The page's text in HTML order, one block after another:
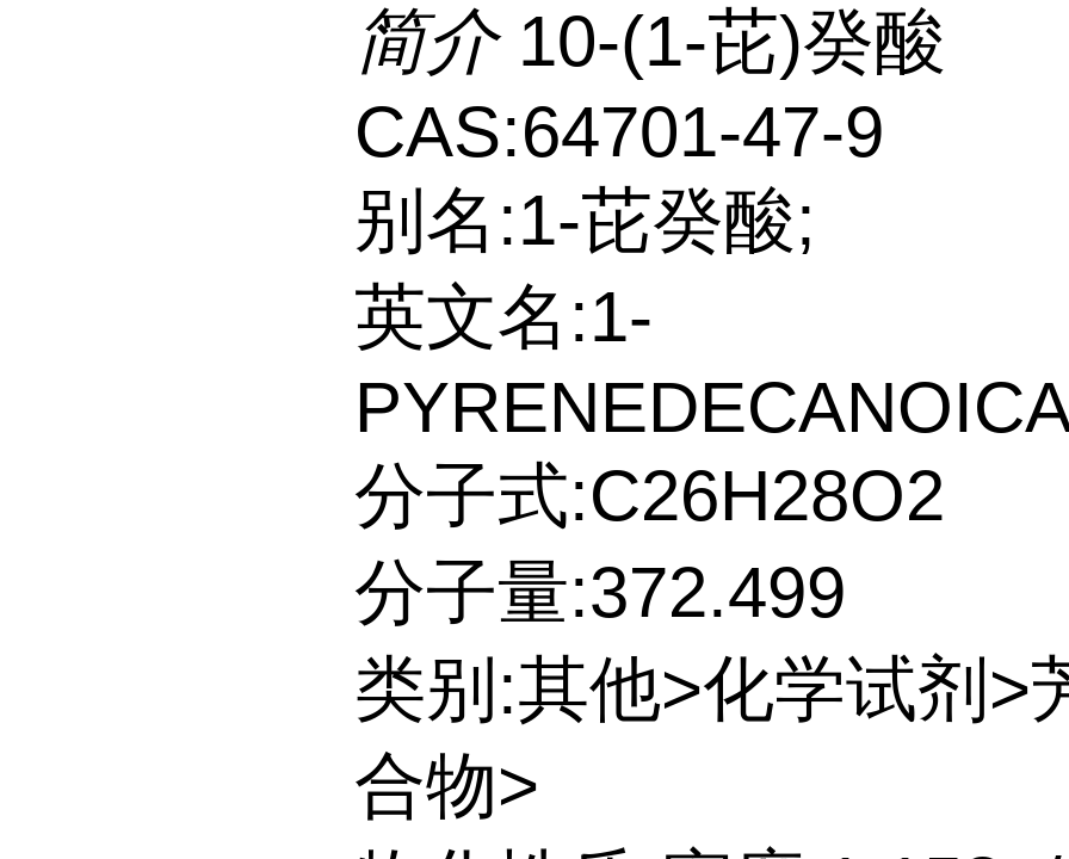
简介 10-(1-芘)癸酸
CAS:64701-47-9
别名:1-芘癸酸;
英文名:1-
分子式:C26H28O2
分子量:372.499
类别:其他>化学试剂>
合物>